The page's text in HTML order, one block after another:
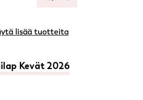
lisää tuotteita
Kevät 2026